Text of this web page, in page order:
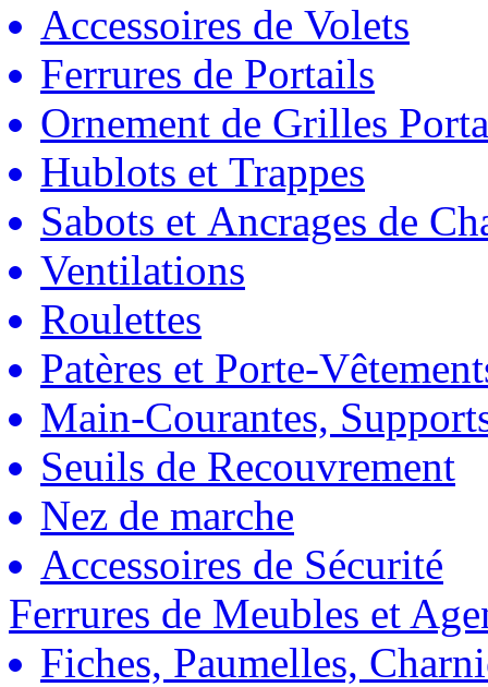
Accessoires de Volets
Ferrures de Portails
Ornement de Grilles
Hublots et Trappes
Sabots et Ancrages de
Ventilations
Roulettes
Patères et Porte-
Main-Courantes,
Seuils de Recouvrement
Nez de marche
Accessoires de Sécurité
Ferrures de Meubles et
Fiches, Paumelles,